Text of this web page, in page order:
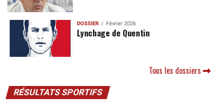
DOSSIER Février 2026
Lynchage de Quentin
Tous les dossiers
RÉSULTATS SPORTIFS